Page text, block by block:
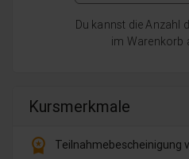
Du kannst die Anzahl
im Warenkorb
Kursmerkmale
workspace_premium
Teilnahmebescheinigung